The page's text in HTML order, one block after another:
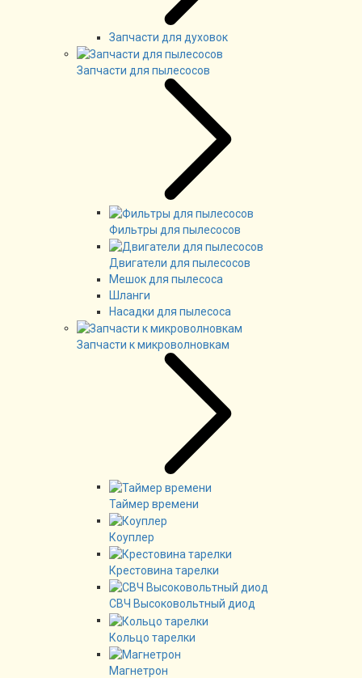
Запчасти для духовок
Запчасти для пылесосов
Фильтры для пылесосов
Двигатели для пылесосов
Мешок для пылесоса
Шланги
Насадки для пылесоса
Запчасти к микроволновкам
Таймер времени
Коуплер
Крестовина тарелки
СВЧ Высоковольтный диод
Кольцо тарелки
Магнетрон